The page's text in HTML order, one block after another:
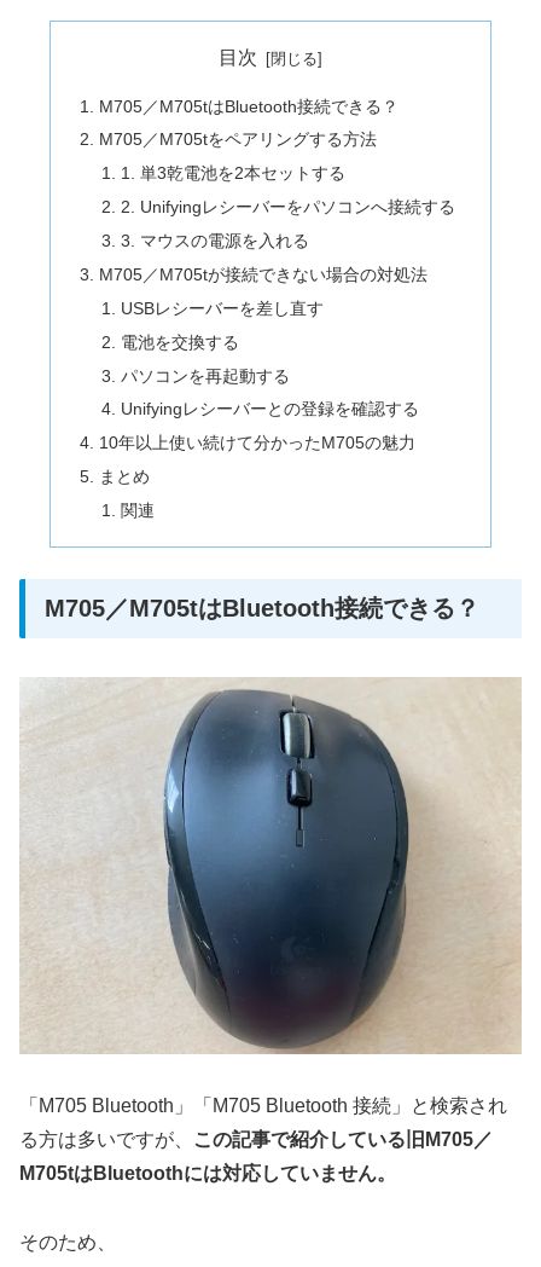
目次
M705／M705tはBluetooth接続できる？
M705／M705tをペアリングする方法
1. 単3乾電池を2本セットする
2. Unifyingレシーバーをパソコンへ接続する
3. マウスの電源を入れる
M705／M705tが接続できない場合の対処法
USBレシーバーを差し直す
電池を交換する
パソコンを再起動する
Unifyingレシーバーとの登録を確認する
10年以上使い続けて分かったM705の魅力
まとめ
関連
M705／M705tはBluetooth接続できる？
「M705 Bluetooth」「M705 Bluetooth 接続」と検索され
る方は多いですが、
この記事で紹介している旧M705／
M705tはBluetoothには対応していません。
そのため、